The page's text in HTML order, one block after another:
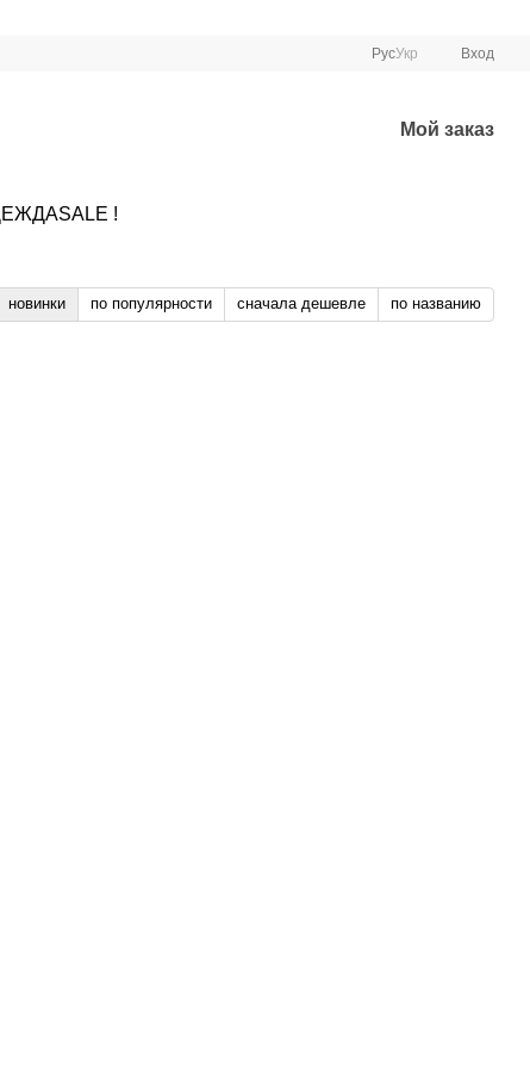
РусУкр Вход
Мой заказ
SALE !
новинки по популярности сначала дешевле по названию